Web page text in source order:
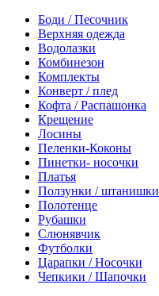
Боди / Песочник
Верхняя одежда
Водолазки
Комбинезон
Комплекты
Конверт / плед
Кофта / Распашонка
Крещение
Лосины
Пеленки-Коконы
Пинетки- носочки
Платья
Ползунки / штанишки
Полотенце
Рубашки
Слюнявчик
Футболки
Царапки / Носочки
Чепкики / Шапочки